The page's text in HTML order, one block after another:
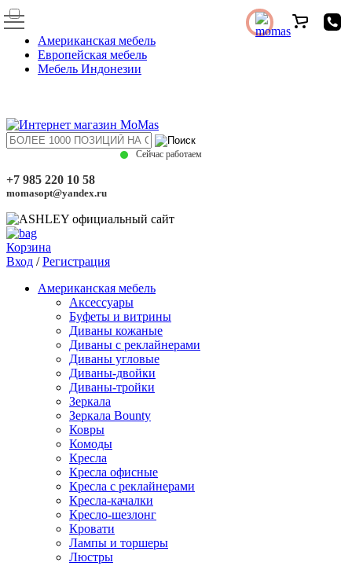
Американская мебель
Европейская мебель
Мебель Индонезии
Сейчас работаем
+7 985 220 10 58
momasopt@yandex.ru
Корзина
Вход /Регистрация
Американская мебель
Аксессуары
Буфеты и витрины
Диваны кожаные
Диваны с реклайнерами
Диваны угловые
Диваны-двойки
Диваны-тройки
Зеркала
Зеркала Bounty
Ковры
Комоды
Кресла
Кресла офисные
Кресла с реклайнерами
Кресла-качалки
Кресло-шезлонг
Кровати
Лампы и торшеры
Люстры